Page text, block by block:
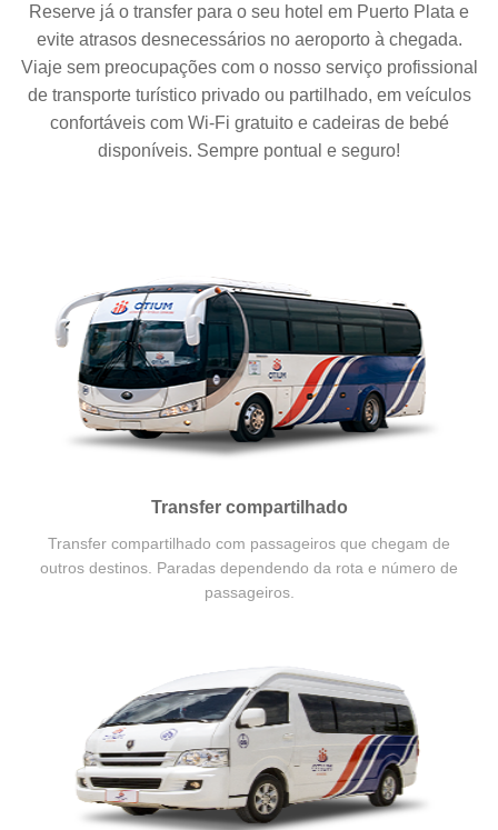
Reserve já o transfer para o seu hotel em Puerto Plata e
evite atrasos desnecessários no aeroporto à chegada.
Viaje sem preocupações com o nosso serviço profissional
de transporte turístico privado ou partilhado, em veículos
confortáveis ​​com Wi-Fi gratuito e cadeiras de bebé
disponíveis. Sempre pontual e seguro!
Transfer compartilhado
Transfer compartilhado com passageiros que chegam de
outros destinos. Paradas dependendo da rota e número de
passageiros.